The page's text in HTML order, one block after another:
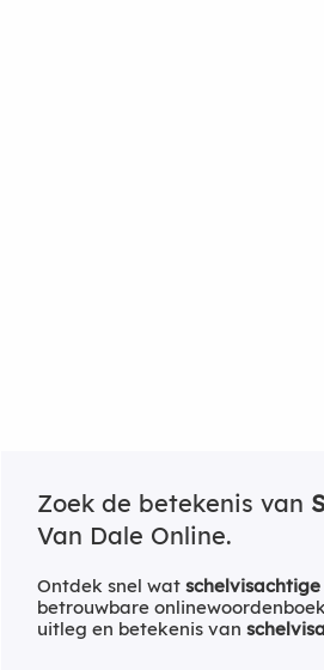
Zoek de betekenis van
Van Dale Online.
Ontdek snel wat schelvisachtige
betrouwbare
uitleg en betekenis van